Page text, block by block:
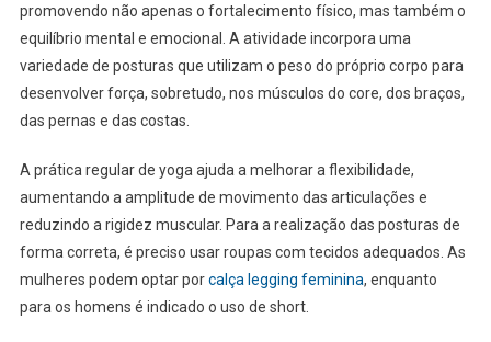
promovendo não apenas o fortalecimento físico, mas também o
equilíbrio mental e emocional. A atividade incorpora uma
variedade de posturas que utilizam o peso do próprio corpo para
desenvolver força, sobretudo, nos músculos do core, dos braços,
das pernas e das costas.
A prática regular de yoga ajuda a melhorar a flexibilidade,
aumentando a amplitude de movimento das articulações e
reduzindo a rigidez muscular. Para a realização das posturas de
forma correta, é preciso usar roupas com tecidos adequados. As
mulheres podem optar porcalça legging feminina, enquanto
para os homens é indicado o uso de short.